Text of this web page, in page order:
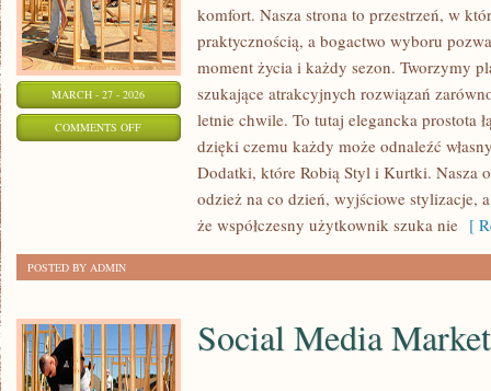
MARCH - 27 - 2026
COMMENTS OFFON
komfort. Nasza strona to przestrzeń, w
praktycznością, a bogactwo wyboru
moment życia i każdy sezon. Tworzymy
szukające atrakcyjnych rozwiązań
letnie chwile. To tutaj elegancka prostota
dzięki czemu każdy może odnaleźć
Dodatki, które Robią Styl i Kurtki. Nasza
odzież na co dzień, wyjściowe stylizacje,
że współczesny użytkownik szuka nie [
POSTED BY ADMIN
Social Media